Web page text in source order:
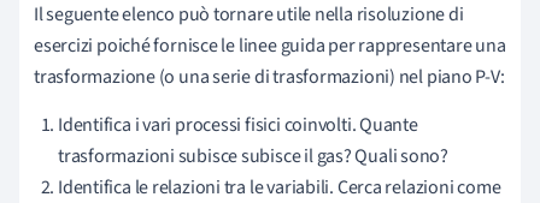
Il seguente elenco può tornare utile nella risoluzione di
esercizi poiché fornisce le linee guida per rappresentare una
trasformazione (o una serie di trasformazioni) nel piano P-V:
Identifica i vari processi fisici coinvolti. Quante
trasformazioni subisce subisce il gas? Quali sono?
Identifica le relazioni tra le variabili. Cerca relazioni come